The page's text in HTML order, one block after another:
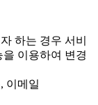
하는 경우 서비
이용하여 변경
이메일